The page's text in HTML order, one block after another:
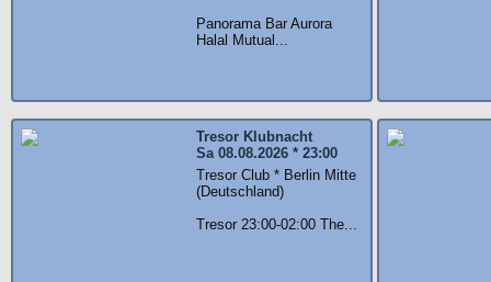
Panorama Bar Aurora
Halal Mutual...
Tresor Klubnacht
Sa 08.08.2026 * 23:00
Tresor Club * Berlin Mitte
(Deutschland)
Tresor 23:00-02:00 The...